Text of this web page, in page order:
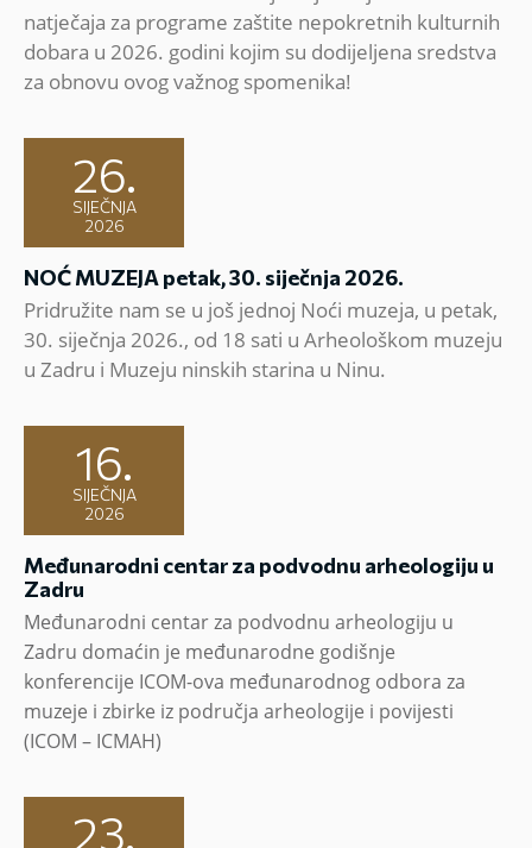
natječaja za programe zaštite nepokretnih kulturnih
dobara u 2026. godini kojim su dodijeljena sredstva
za obnovu ovog važnog spomenika!
26.
SIJEČNJA
2026
NOĆ MUZEJA petak, 30. siječnja 2026.
Pridružite nam se u još jednoj Noći muzeja, u petak,
30. siječnja 2026., od 18 sati u Arheološkom muzeju
u Zadru i Muzeju ninskih starina u Ninu.
16.
SIJEČNJA
2026
Međunarodni centar za podvodnu arheologiju u
Zadru
Međunarodni centar za podvodnu arheologiju u
Zadru domaćin je međunarodne godišnje
konferencije ICOM-ova međunarodnog odbora za
muzeje i zbirke iz područja arheologije i povijesti
(ICOM – ICMAH)
23.